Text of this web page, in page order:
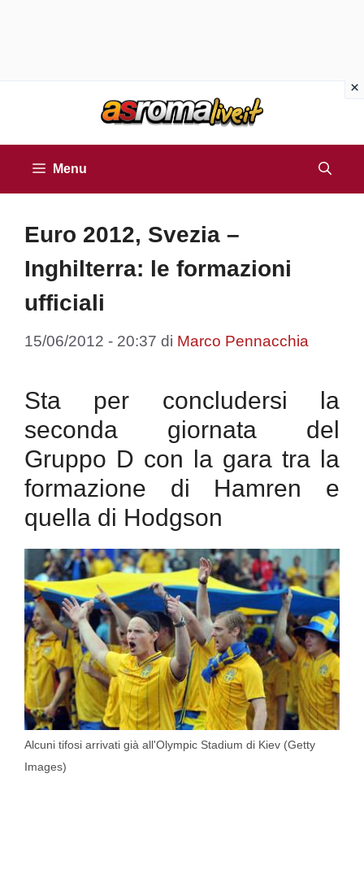
Menu
Euro 2012, Svezia –
Inghilterra: le formazioni
ufficiali
15/06/2012 - 20:37 di Marco Pennacchia
Sta per concludersi la
seconda giornata del
Gruppo D con la gara tra la
formazione di Hamren e
quella di Hodgson
Alcuni tifosi arrivati già all'Olympic Stadium di Kiev (Getty
Images)